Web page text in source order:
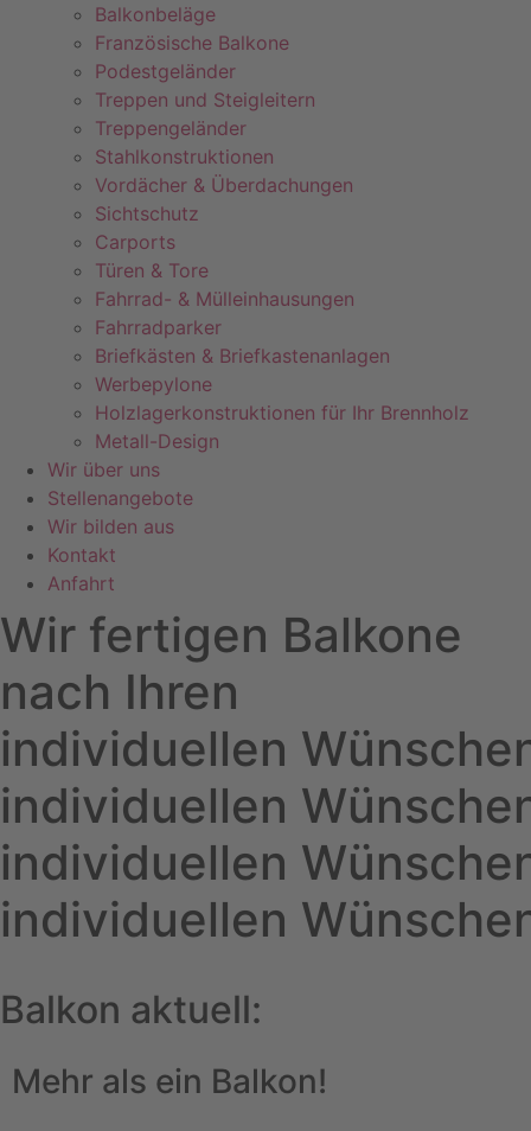
Balkonbeläge
Französische Balkone
Podestgeländer
Treppen und Steigleitern
Treppengeländer
Stahlkonstruktionen
Vordächer & Überdachungen
Sichtschutz
Carports
Türen & Tore
Fahrrad- & Mülleinhausungen
Fahrradparker
Briefkästen & Briefkastenanlagen
Werbepylone
Holzlagerkonstruktionen für Ihr Brennholz
Metall-Design
Wir über uns
Stellenangebote
Wir bilden aus
Kontakt
Anfahrt
Wir fertigen Balkone
nach Ihren
individuellen
individuellen
individuellen
individuellen
Balkon aktuell:
Mehr als ein Balkon!